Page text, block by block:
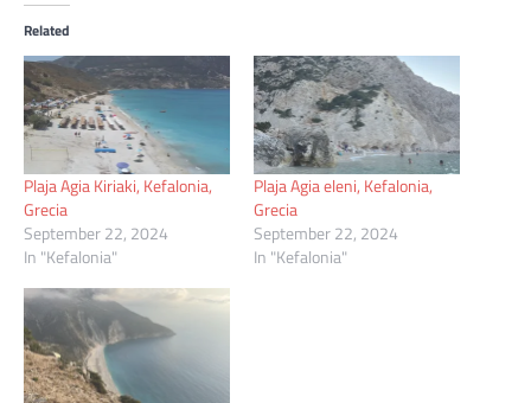
Related
Plaja Agia Kiriaki, Kefalonia,
Grecia
September 22, 2024
In "Kefalonia"
Plaja Agia eleni, Kefalonia,
Grecia
September 22, 2024
In "Kefalonia"